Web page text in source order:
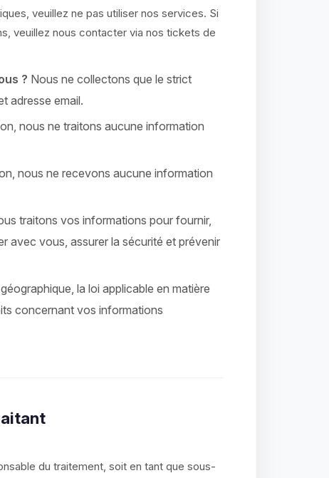
veuillez ne pas utiliser nos services. Si
veuillez nous contacter via nos tickets de
? Nous ne collectons que le strict
adresse email.
nous ne traitons aucune information
nous ne recevons aucune information
traitons vos informations pour fournir,
avec vous, assurer la sécurité et prévenir
la loi applicable en matière
concernant vos informations
du traitement, soit en tant que sous-